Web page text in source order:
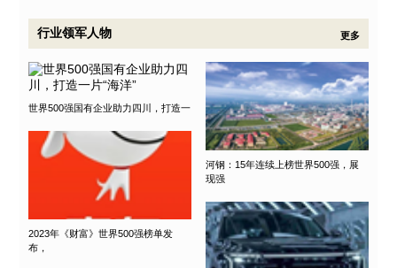
行业领军人物 更多
世界500强国有企业助力四川，打造一
河钢：15年连续上榜世界500强，展
现强
2023年《财富》世界500强榜单发
布，